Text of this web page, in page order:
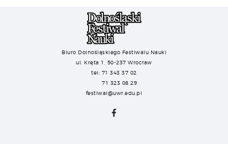
Biuro Dolnośląskiego Festiwalu Nauki
ul. Kręta 1, 50-237 Wrocław
tel: 71 343 37 02
71 323 08 29
festiwal@uwr.edu.pl